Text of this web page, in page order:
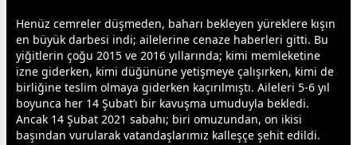
Henüz cemreler düşmeden, baharı bekleyen yüreklere kışın
en büyük darbesi indi; ailelerine cenaze haberleri gitti. Bu
yiğitlerin çoğu 2015 ve 2016 yıllarında; kimi memleketine
izne giderken, kimi düğününe yetişmeye çalışırken, kimi de
birliğine teslim olmaya giderken kaçırılmıştı. Aileleri 5-6 yıl
boyunca her 14 Şubat’ı bir kavuşma umuduyla bekledi.
Ancak 14 Şubat 2021 sabahı; biri omuzundan, on ikisi
başından vurularak vatandaşlarımız kalleşçe şehit edildi.